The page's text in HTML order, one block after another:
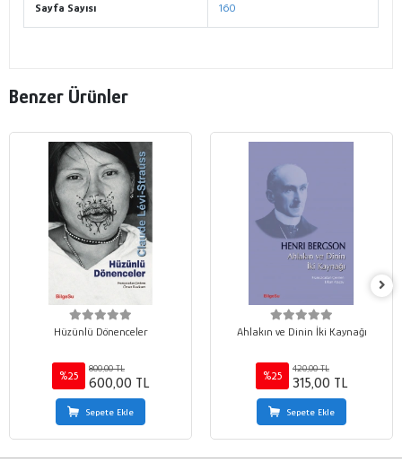
Sayfa Sayısı 160
Benzer Ürünler
Hüzünlü Dönenceler
%25
800,00 TL
600,00 TL
Sepete Ekle
Ahlakın ve Dinin İki Kaynağı
%25
420,00 TL
315,00 TL
Sepete Ekle